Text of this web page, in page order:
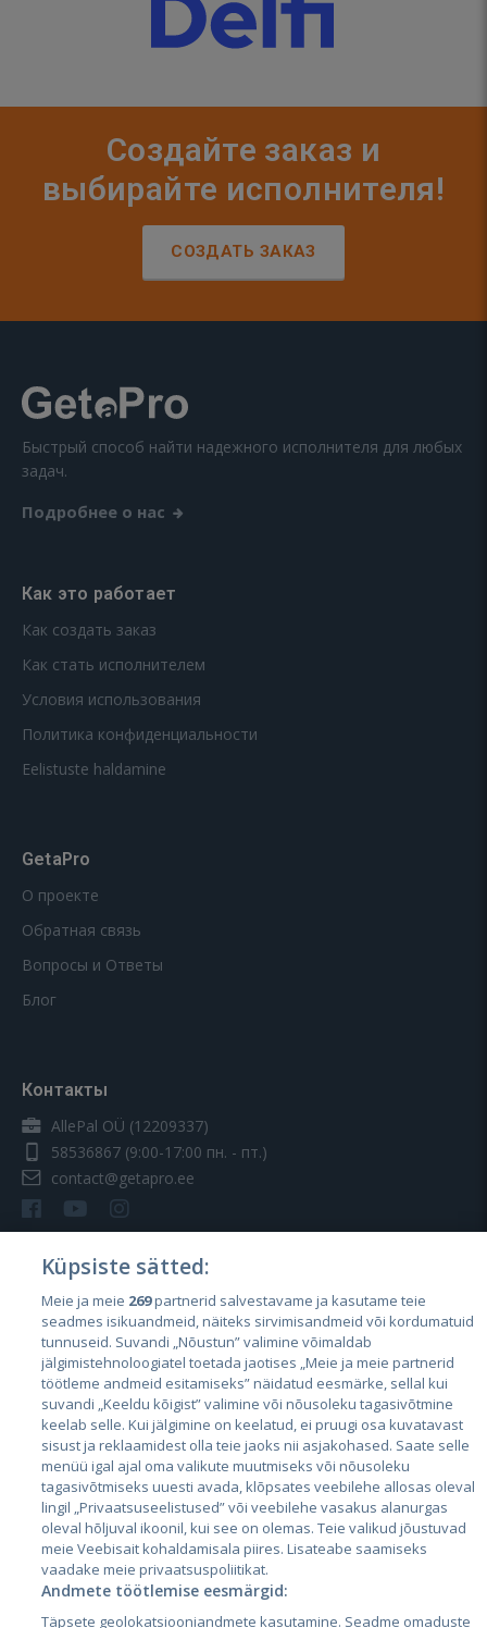
Создайте заказ и
выбирайте исполнителя!
СОЗДАТЬ ЗАКАЗ
Быстрый способ найти надежного исполнителя для любых
задач.
Подробнее о нас
Как это работает
Как создать заказ
Как стать исполнителем
Условия использования
Политика конфиденциальности
Eelistuste haldamine
GetaPro
О проекте
Обратная связь
Вопросы и Ответы
Блог
Контакты
AllePal OÜ (12209337)
58536867 (9:00-17:00 пн. - пт.)
contact@getapro.ee
Страны
Эстония
Латвия
Литва
City24.lv CVbankas.lt
Küpsiste sätted:
Meie ja meie 269partnerid salvestavame ja kasutame teie
seadmes isikuandmeid, näiteks sirvimisandmeid või kordumatuid
tunnuseid. Suvandi „Nõustun” valimine võimaldab
jälgimistehnoloogiatel toetada jaotises „Meie ja meie partnerid
töötleme andmeid esitamiseks” näidatud eesmärke, sellal kui
suvandi „Keeldu kõigist” valimine või nõusoleku tagasivõtmine
keelab selle. Kui jälgimine on keelatud, ei pruugi osa kuvatavast
sisust ja reklaamidest olla teie jaoks nii asjakohased. Saate selle
menüü igal ajal oma valikute muutmiseks või nõusoleku
tagasivõtmiseks uuesti avada, klõpsates veebilehe allosas oleval
lingil „Privaatsuseelistused” või veebilehe vasakus alanurgas
oleval hõljuval ikoonil, kui see on olemas. Teie valikud jõustuvad
meie Veebisait kohaldamisala piires. Lisateabe saamiseks
vaadake meie privaatsuspoliitikat.
Andmete töötlemise eesmärgid:
Täpsete geolokatsiooniandmete kasutamine. Seadme omaduste